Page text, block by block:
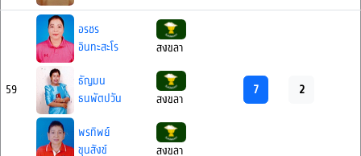
59
อรชร
อินทะสะโร
สงขลา
ธัญมน
ธนพัตปวัน
สงขลา
พรทิพย์
ขุนสังข์
สงขลา
7 2